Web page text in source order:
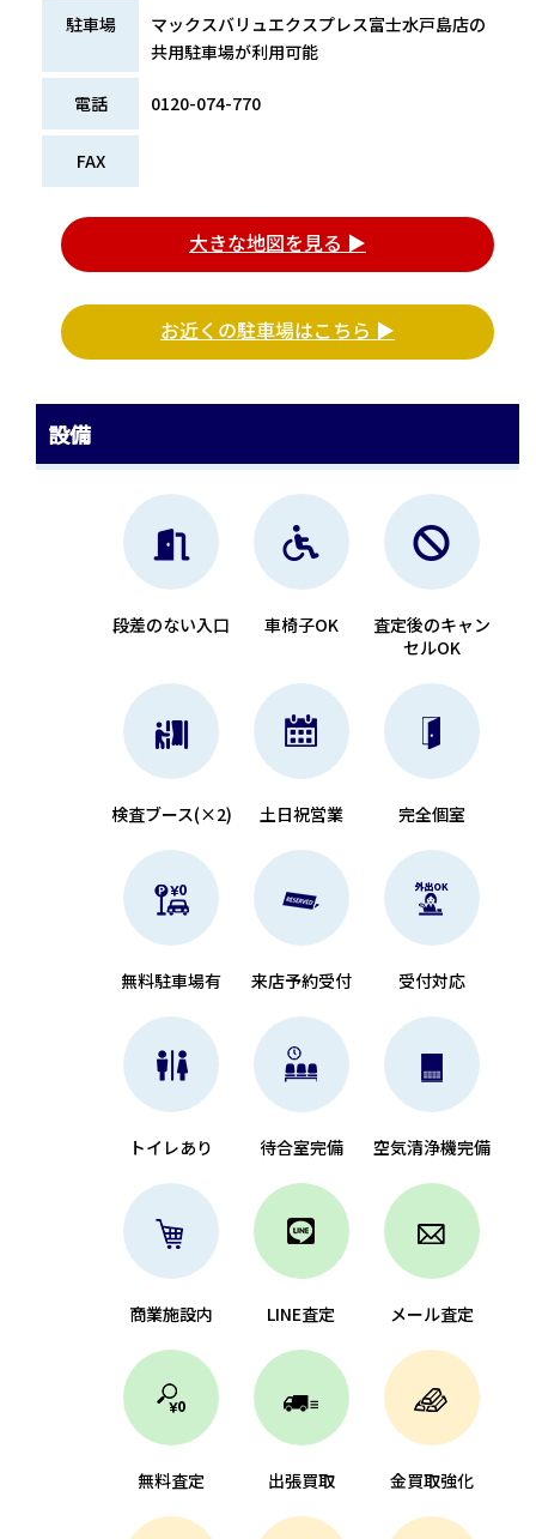
駐車場
マックスバリュエクスプレス富士水戸島店の
共用駐車場が利用可能
電話 0120-074-770
FAX
大きな地図を見る ▶
お近くの駐車場はこちら ▶
設備
段差のない入口 車椅子OK
査定後のキャン
セルOK
検査ブース(×2) 土日祝営業 完全個室
無料駐車場有 来店予約受付 受付対応
トイレあり 待合室完備 空気清浄機完備
商業施設内 LINE査定 メール査定
無料査定 出張買取 金買取強化